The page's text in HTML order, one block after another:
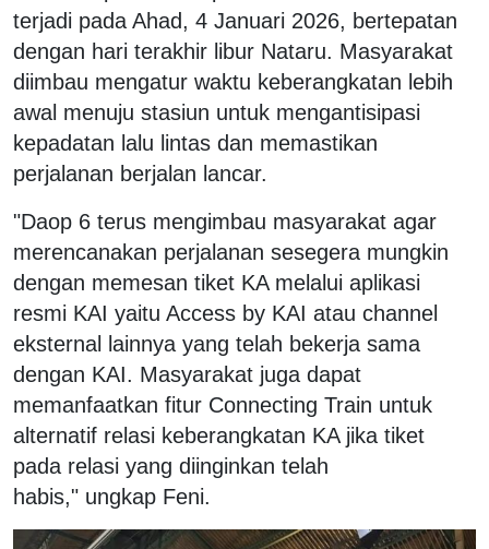
terjadi pada Ahad, 4 Januari 2026, bertepatan
dengan hari terakhir libur Nataru. Masyarakat
diimbau mengatur waktu keberangkatan lebih
awal menuju stasiun untuk mengantisipasi
kepadatan lalu lintas dan memastikan
perjalanan berjalan lancar.
"Daop 6 terus mengimbau masyarakat agar
merencanakan perjalanan sesegera mungkin
dengan memesan tiket KA melalui aplikasi
resmi KAI yaitu Access by KAI atau channel
eksternal lainnya yang telah bekerja sama
dengan KAI. Masyarakat juga dapat
memanfaatkan fitur Connecting Train untuk
alternatif relasi keberangkatan KA jika tiket
pada relasi yang diinginkan telah
habis," ungkap Feni.